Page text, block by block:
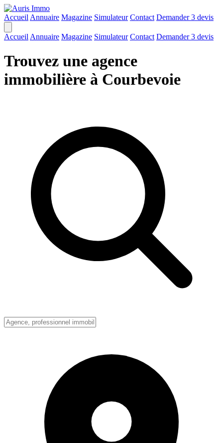
Accueil Annuaire Magazine Simulateur Contact Demander 3 devis
Accueil Annuaire Magazine Simulateur Contact Demander 3 devis
Trouvez une agence
immobilière à Courbevoie